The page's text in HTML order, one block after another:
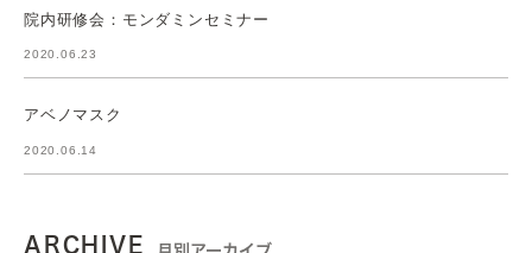
院内研修会：モンダミンセミナー
2020.06.23
アベノマスク
2020.06.14
ARCHIVE